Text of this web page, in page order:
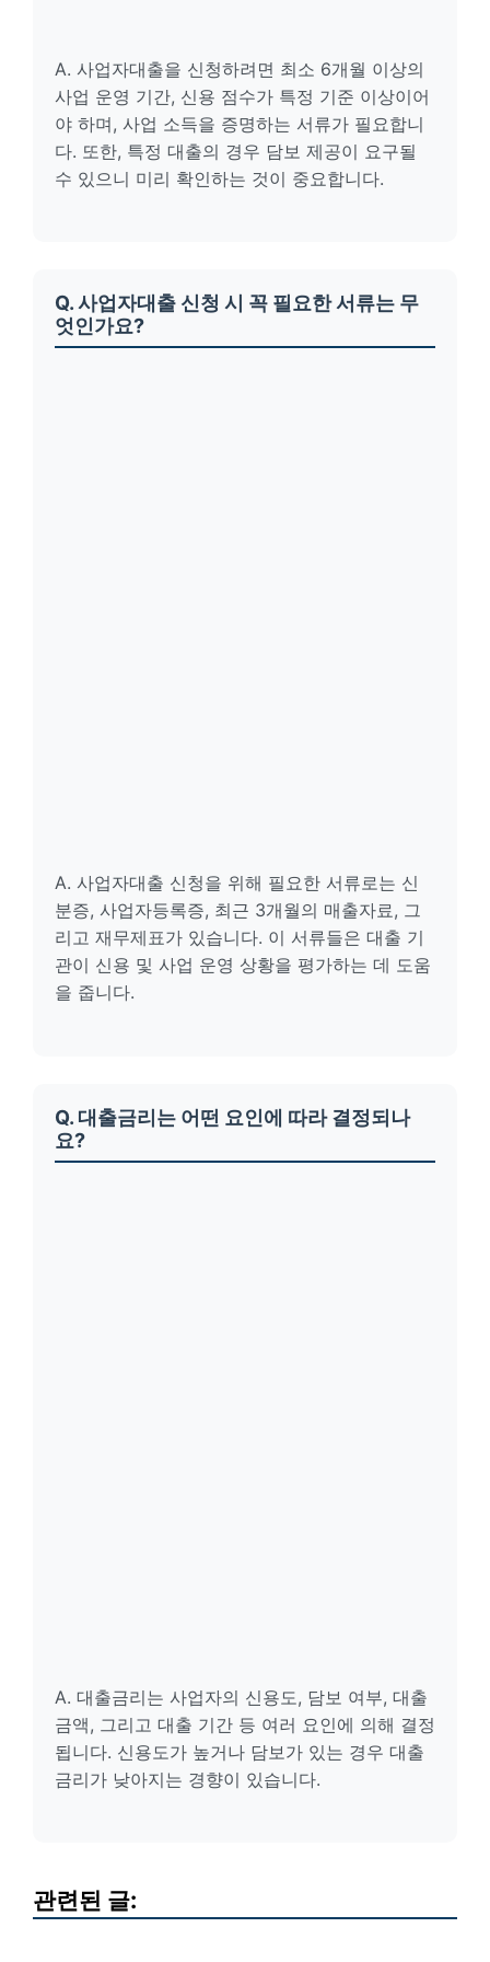
A. 사업자대출을 신청하려면 최소 6개월 이상의
사업 운영 기간, 신용 점수가 특정 기준 이상이어
야 하며, 사업 소득을 증명하는 서류가 필요합니
다. 또한, 특정 대출의 경우 담보 제공이 요구될
수 있으니 미리 확인하는 것이 중요합니다.
Q. 사업자대출 신청 시 꼭 필요한 서류는 무
엇인가요?
A. 사업자대출 신청을 위해 필요한 서류로는 신
분증, 사업자등록증, 최근 3개월의 매출자료, 그
리고 재무제표가 있습니다. 이 서류들은 대출 기
관이 신용 및 사업 운영 상황을 평가하는 데 도움
을 줍니다.
Q. 대출금리는 어떤 요인에 따라 결정되나
요?
A. 대출금리는 사업자의 신용도, 담보 여부, 대출
금액, 그리고 대출 기간 등 여러 요인에 의해 결정
됩니다. 신용도가 높거나 담보가 있는 경우 대출
금리가 낮아지는 경향이 있습니다.
관련된 글: